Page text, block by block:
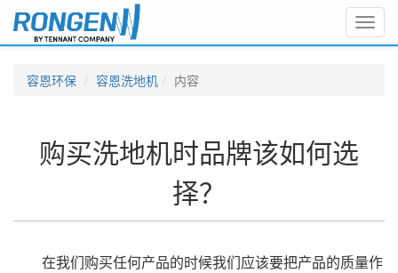
容恩环保 容恩洗地机 内容
购买洗地机时品牌该如何选
择？
在我们购买任何产品的时候我们应该要把产品的质量作